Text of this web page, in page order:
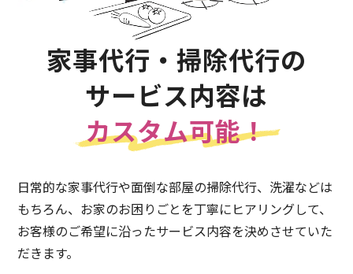
家事代行・掃除代行の
サービス内容は
カスタム可能！
日常的な家事代行や面倒な部屋の掃除代行、洗濯などは
もちろん、お家のお困りごとを丁寧にヒアリングして、
お客様のご希望に沿ったサービス内容を決めさせていた
だきます。